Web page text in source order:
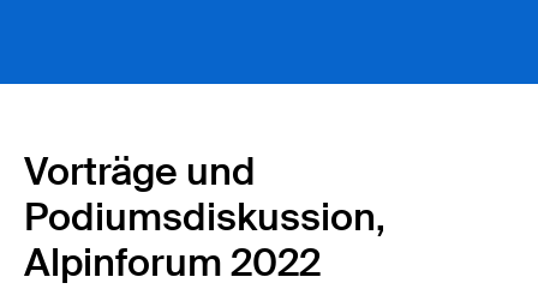
Vorträge und
Podiumsdiskussion,
Alpinforum 2022